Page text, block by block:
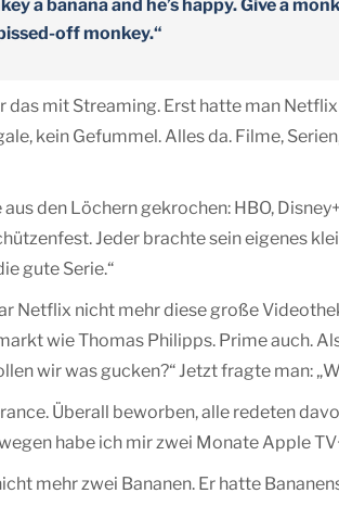
a banana and he’s happy. Give a
off monkey.“
das mit Streaming. Erst hatte man
kein Gefummel. Alles da. Filme,
den Löchern gekrochen: HBO,
Jeder brachte sein eigenes
gute Serie.“
Netflix nicht mehr diese große
wie Thomas Philipps. Prime auch.
wir was gucken?“ Jetzt fragte man:
Überall beworben, alle redeten
habe ich mir zwei Monate Apple
mehr zwei Bananen. Er hatte